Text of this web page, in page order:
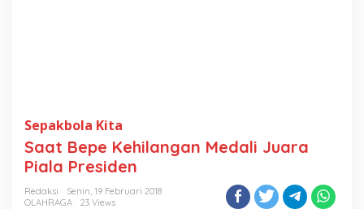
Sepakbola Kita
Saat Bepe Kehilangan Medali Juara
Piala Presiden
Redaksi
Senin, 19 Februari 2018
OLAHRAGA
23 Views